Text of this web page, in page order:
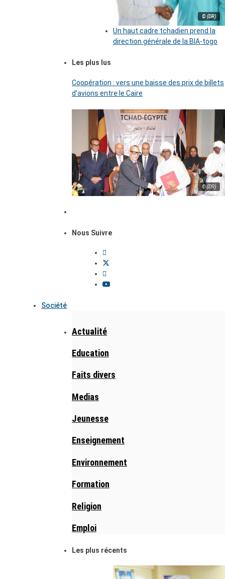
© (DR)
Un haut cadre tchadien prend la
direction générale de la BIA-togo
Les plus lus
Coopération : vers une baisse des prix de billets
d’avions entre le Caire
© (DR)
Nous Suivre
Société
Actualité
Education
Faits divers
Medias
Jeunesse
Enseignement
Environnement
Formation
Religion
Emploi
Les plus récents